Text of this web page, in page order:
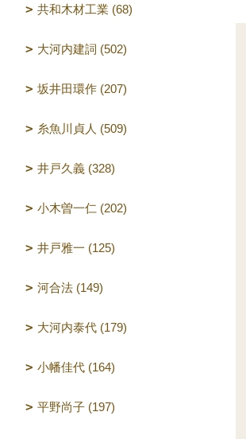
共和木材工業 (68)
大河内建詞 (502)
坂井田環作 (207)
糸魚川貞人 (509)
井戸久義 (328)
小木曽一仁 (202)
井戸雅一 (125)
河合法 (149)
大河内泰代 (179)
小幡佳代 (164)
平野尚子 (197)